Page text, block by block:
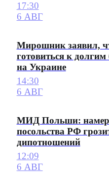
17:30
6 АВГ
Мирошник заявил,
готовиться к
на Украине
14:30
6 АВГ
МИД Польши:
посольства РФ
дипотношений
12:09
6 АВГ